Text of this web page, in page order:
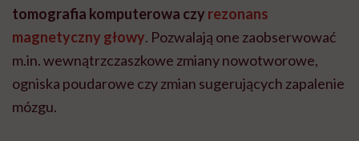
tomografia komputerowa czy rezonans
magnetyczny głowy. Pozwalają one zaobserwować
m.in. wewnątrzczaszkowe zmiany nowotworowe,
ogniska poudarowe czy zmian sugerujących zapalenie
mózgu.